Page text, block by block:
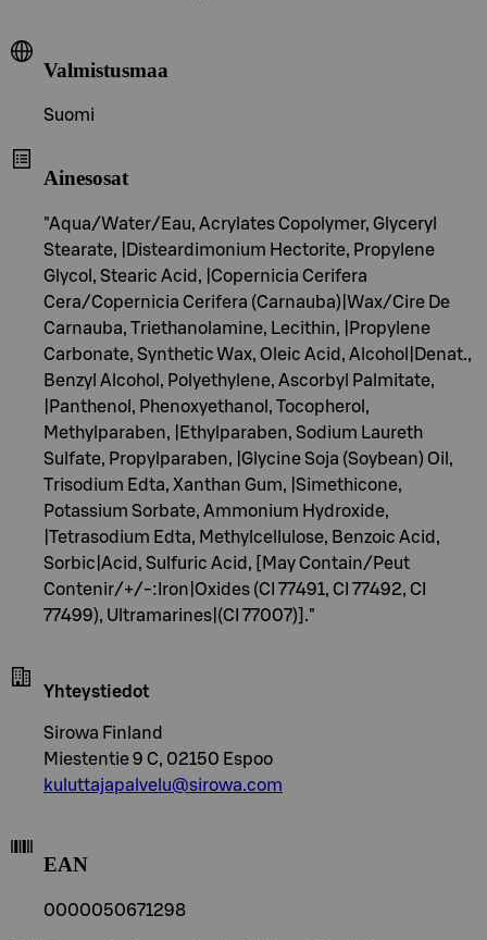
Valmistusmaa
Suomi
Ainesosat
"Aqua/Water/Eau, Acrylates Copolymer, Glyceryl
Stearate, |Disteardimonium Hectorite, Propylene
Glycol, Stearic Acid, |Copernicia Cerifera
Cera/Copernicia Cerifera (Carnauba)|Wax/Cire De
Carnauba, Triethanolamine, Lecithin, |Propylene
Carbonate, Synthetic Wax, Oleic Acid, Alcohol|Denat.,
Benzyl Alcohol, Polyethylene, Ascorbyl Palmitate,
|Panthenol, Phenoxyethanol, Tocopherol,
Methylparaben, |Ethylparaben, Sodium Laureth
Sulfate, Propylparaben, |Glycine Soja (Soybean) Oil,
Trisodium Edta, Xanthan Gum, |Simethicone,
Potassium Sorbate, Ammonium Hydroxide,
|Tetrasodium Edta, Methylcellulose, Benzoic Acid,
Sorbic|Acid, Sulfuric Acid, [May Contain/Peut
Contenir/+/-:Iron|Oxides (CI 77491, CI 77492, CI
77499), Ultramarines|(CI 77007)]."
Yhteystiedot
Sirowa Finland
Miestentie 9 C, 02150 Espoo
kuluttajapalvelu@sirowa.com
EAN
0000050671298